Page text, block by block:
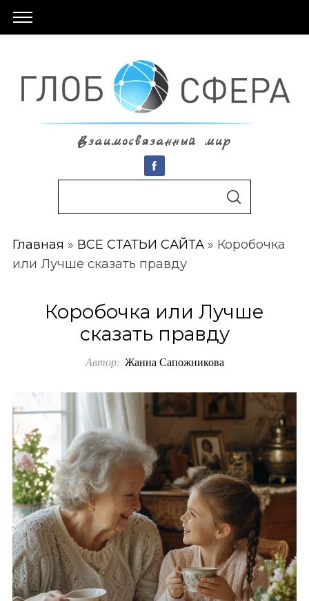
Взаимосвязанный мир
r
c
f
S
C
H
Главная » ВСЕ СТАТЬИ САЙТА» Коробочка
или Лучше сказать правду
Коробочка или Лучше
сказать правду
Автор: Жанна Сапожникова